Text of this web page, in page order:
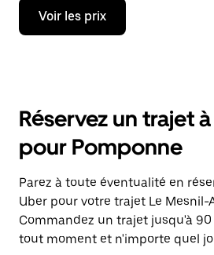
Appuyez
la
ouvrir
calendrier
et
sélectionner
une
date.
Appuyez
sur
la
Voir les prix
Réservez un trajet
pour Pomponne
Parez à toute éventualité en
Uber pour votre trajet Le
Commandez un trajet jusqu'à 90
tout moment et n'importe quel